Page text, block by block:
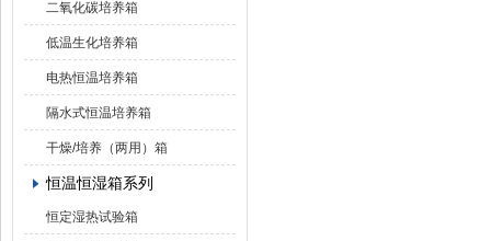
二氧化碳培养箱
低温生化培养箱
电热恒温培养箱
隔水式恒温培养箱
干燥/培养（两用）箱
恒温恒湿箱系列
恒定湿热试验箱